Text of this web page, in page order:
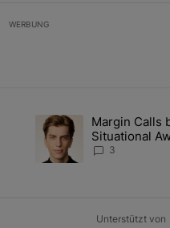
WERBUNG
meisten kommentierten Artikel
tiefe Nachfrage der
Ein Trendartikel mit
Margin Calls
Situational
Alles über
3
Unterstützt von